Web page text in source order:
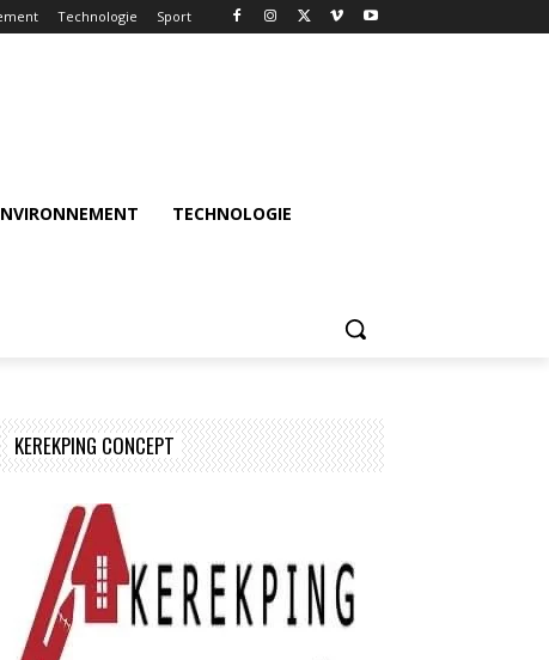
Technologie Sport
TECHNOLOGIE
KEREKPING CONCEPT